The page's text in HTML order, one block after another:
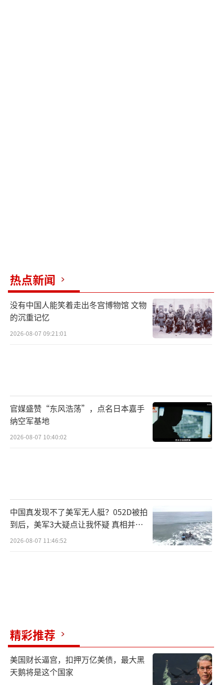
热点新闻
没有中国人能笑着走出冬宫博物馆 文物
的沉重记忆
2026-08-07 09:21:01
官媒盛赞“东风浩荡”，点名日本嘉手
纳空军基地
2026-08-07 10:40:02
中国真发现不了美军无人艇？052D被拍
到后，美军3大疑点让我怀疑 真相并非
如此
2026-08-07 11:46:52
精彩推荐
美国财长逼宫，扣押万亿美债，最大黑
天鹅将是这个国家